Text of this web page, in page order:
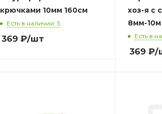
крючками 10мм 160см
Есть в наличии: 5
369₽/шт
хоз-я с
8мм-10м
Есть в
369 ₽/